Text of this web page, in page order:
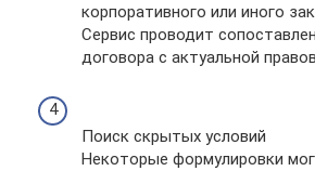
корпоративного или иного
Сервис проводит
договора с актуальной
Поиск скрытых условий
Некоторые формулировки